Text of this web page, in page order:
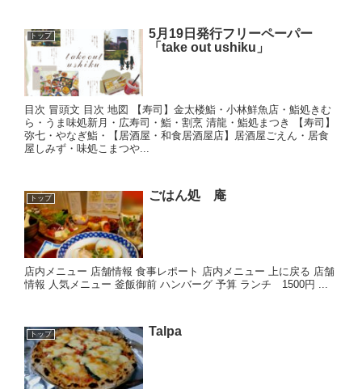
トップ
5月19日発行フリーペーパー
「take out ushiku」
目次 冒頭文 目次 地図 【寿司】金太楼鮨・小林鮮魚店・鮨処きむ
ら・うま味処新月・広寿司・鮨・割烹 清龍・鮨処まつき 【寿司】
弥七・やなぎ鮨・【居酒屋・和食居酒屋店】居酒屋ごえん・居食
屋しみず・味処こまつや...
トップ ごはん処 庵
店内メニュー 店舗情報 食事レポート 店内メニュー 上に戻る 店舗
情報 人気メニュー 釜飯御前 ハンバーグ 予算 ランチ 1500円 ...
トップ Talpa